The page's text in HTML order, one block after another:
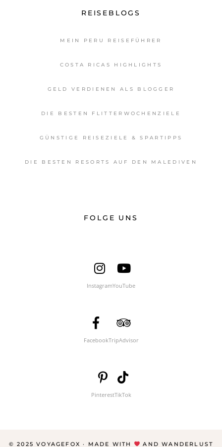
REISEBLOGS
MEIN PERU REISEFÜHRER
COSTA RICAS HIGHLIGHTS
GELD VERDIENEN ALS BLOGGER
DIE BESTEN FLITTERWOCHENZIELE
GÜNSTIGE REISEZIELE & SPARTIPPS
DIE BESTEN RESORTS AUF DEN MALEDIVEN
FOLGE UNS
InstagramYouTube
FacebookTripAdvisor
PinterestTikTok
© 2025 VOYAGEFOX · MADE WITH AND WANDERLUST